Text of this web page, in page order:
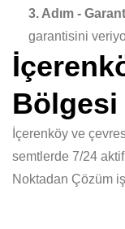
3. Adım -
garantisini
Bölgesi
İçerenköy ve
semtlerde 7/24
Noktadan Çözüm